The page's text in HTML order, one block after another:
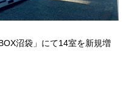
沼袋」にて14室を新規増